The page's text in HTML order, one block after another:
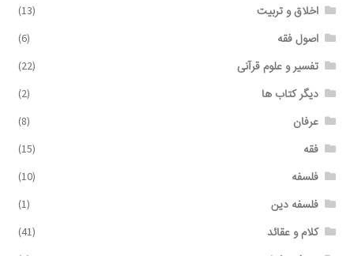
اخلاق و تربیت (13)
اصول فقه (6)
تفسیر و علوم قرآنی (22)
دیگر کتاب ها (2)
عرفان (8)
فقه (15)
فلسفه (10)
فلسفه دین (1)
کلام و عقائد (41)